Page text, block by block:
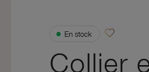
● En stock favorite_borderAjouter à vos
Collier